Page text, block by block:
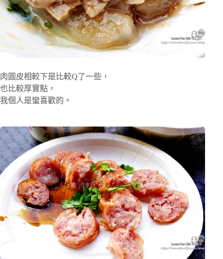
肉圓皮相較下是比較Q了一些，
也比較厚實點，
我個人是蠻喜歡的。